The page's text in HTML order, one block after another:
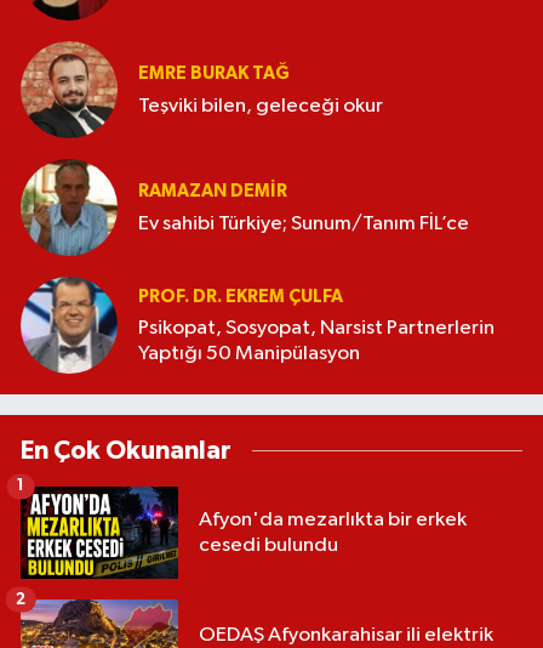
EMRE BURAK TAĞ
Teşviki bilen, geleceği okur
RAMAZAN DEMİR
Ev sahibi Türkiye; Sunum/Tanım FİL’ce
PROF. DR. EKREM ÇULFA
Psikopat, Sosyopat, Narsist Partnerlerin
Yaptığı 50 Manipülasyon
En Çok Okunanlar
Afyon'da mezarlıkta bir erkek
cesedi bulundu
1
OEDAŞ Afyonkarahisar ili elektrik
2